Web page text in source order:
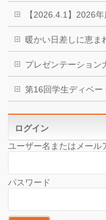
【2026.4.1】2026
暖かい日差しに恵ま
プレゼンテーション
第16回学生ディベー
ログイン
ユーザー名またはメール
パスワード